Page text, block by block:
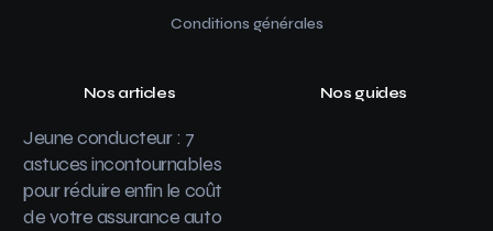
Conditions générales
Nos articles
Jeune conducteur : 7
astuces incontournables
pour réduire enfin le coût
de votre assurance auto
Nos guides